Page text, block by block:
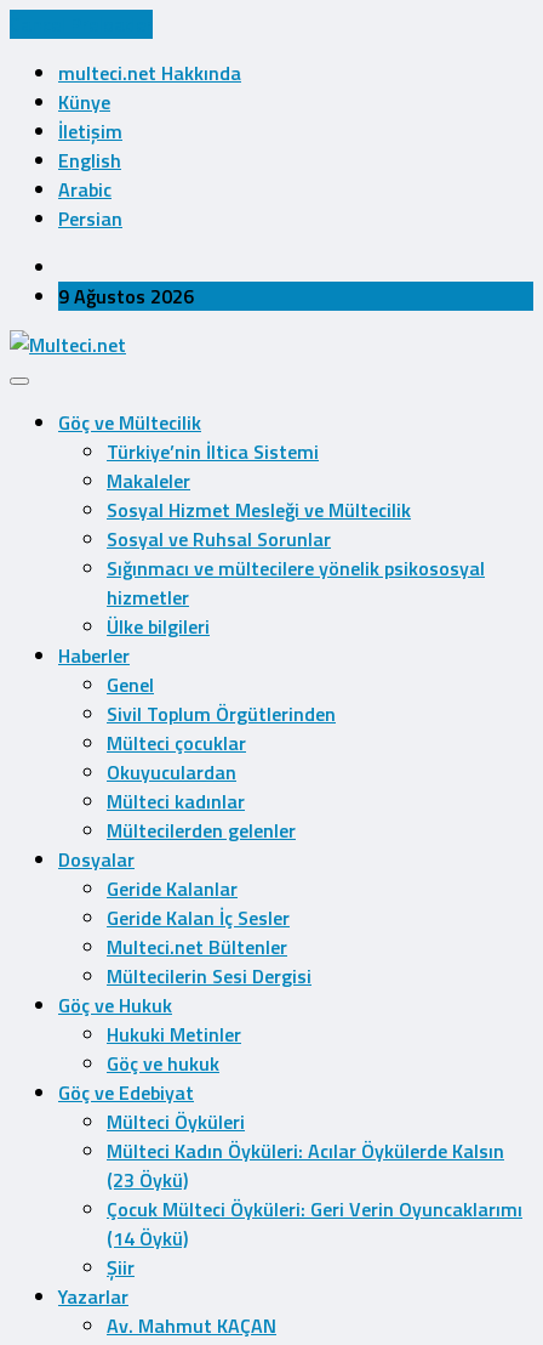
multeci.net Hakkında
Künye
İletişim
English
Arabic
Persian
9 Ağustos 2026
Göç ve Mültecilik
Türkiye’nin İltica Sistemi
Makaleler
Sosyal Hizmet Mesleği ve Mültecilik
Sosyal ve Ruhsal Sorunlar
Sığınmacı ve mültecilere yönelik psikososyal
hizmetler
Ülke bilgileri
Haberler
Genel
Sivil Toplum Örgütlerinden
Mülteci çocuklar
Okuyuculardan
Mülteci kadınlar
Mültecilerden gelenler
Dosyalar
Geride Kalanlar
Geride Kalan İç Sesler
Multeci.net Bültenler
Mültecilerin Sesi Dergisi
Göç ve Hukuk
Hukuki Metinler
Göç ve hukuk
Göç ve Edebiyat
Mülteci Öyküleri
Mülteci Kadın Öyküleri: Acılar Öykülerde Kalsın
(23 Öykü)
Çocuk Mülteci Öyküleri: Geri Verin Oyuncaklarımı
(14 Öykü)
Şiir
Yazarlar
Av. Mahmut KAÇAN